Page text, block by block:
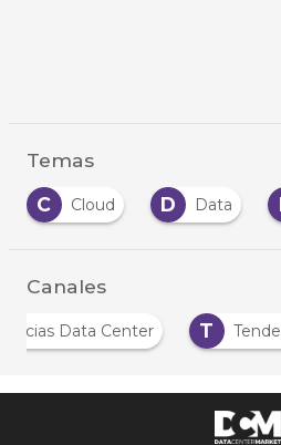
Temas
C
Cloud D Data
Canales
Data Center T